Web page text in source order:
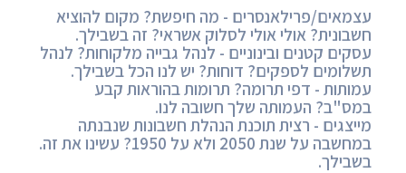
עצמאים/פרילאנסרים - מה חיפשת? מקום להוציא
חשבונית? אולי אולי לסלוק אשראי? זה בשבילך.
עסקים קטנים ובינוניים - לנהל גבייה מלקוחות? לנהל
תשלומים לספקים? דוחות? יש לנו הכל בשבילך.
עמותות - דפי תרומה? תרומות בהוראות קבע
במס"ב? העמותה שלך חשובה לנו.
מייצגים - רצית תוכנת הנהלת חשבונות שנבנתה
במחשבה על שנת 2050 ולא על 1950? עשינו את זה.
בשבילך.